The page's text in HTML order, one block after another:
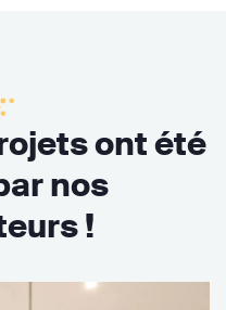
ont été
nos
!